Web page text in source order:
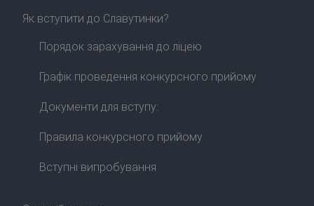
Як вступити до Славутинки?
Порядок зарахування до ліцею
Графік проведення конкурсного прийому
Документи для вступу:
Правила конкурсного прийому
Вступні випробування